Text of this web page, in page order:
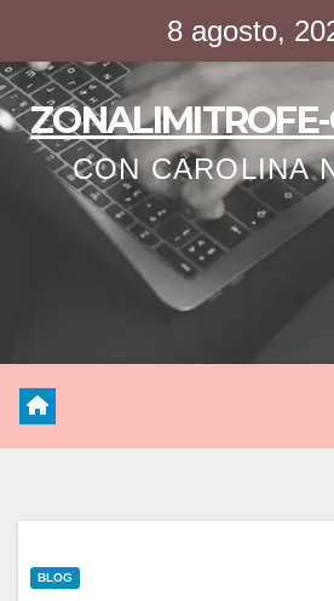
contenido
8 agosto,
CON CAROLINA
BLOG